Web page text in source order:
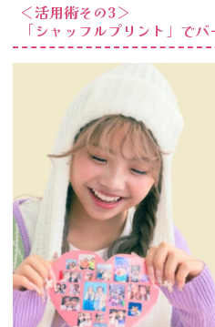
＜活用術その3＞
「シャッフルプリント」で